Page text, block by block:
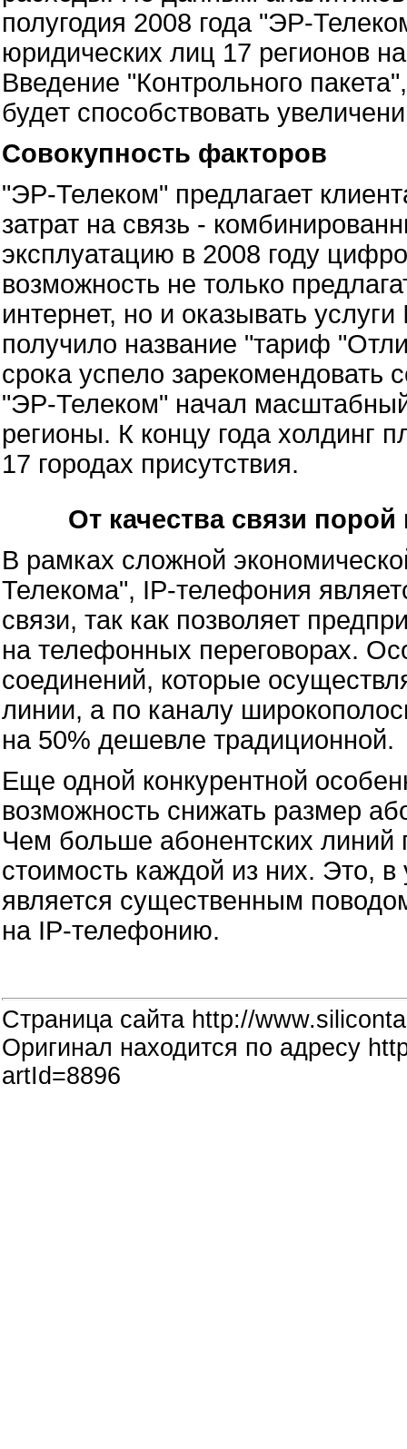
полугодия 2008 года "ЭР-
юридических лиц 17 регионов
Введение "Контрольного
будет способствовать
Совокупность факторов
"ЭР-Телеком" предлагает
затрат на связь -
эксплуатацию в 2008 году
возможность не только
интернет, но и оказывать
получило название "тариф
срока успело зарекомендовать
"ЭР-Телеком" начал
регионы. К концу года холдинг
17 городах присутствия.
От качества связи
В рамках сложной
Телекома", IP-телефония
связи, так как позволяет
на телефонных переговорах.
соединений, которые
линии, а по каналу
на 50% дешевле традиционной.
Еще одной конкурентной
возможность снижать размер
Чем больше абонентских
стоимость каждой из них. Это,
является существенным
на IP-телефонию.
Страница сайта http://
Оригинал находится по адресу
artId=8896